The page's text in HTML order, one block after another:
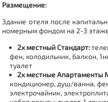
Размещение:
Здание отеля после
номерным фондом на 2-3
2х местный Стандарт:
фен, холодильник, балкон,
туалет
2х местные Апартаменты
кондиционер, душ/ванна,
электрочайник,